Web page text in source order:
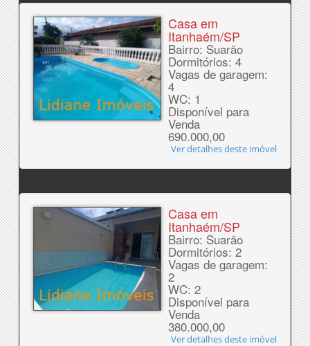
Casa em
Itanhaém/SP
Bairro: Suarão
Dormitórios: 4
Vagas de garagem:
4
WC: 1
Disponível para
Venda
690.000,00
Ver detalhes deste imóvel
Casa em
Itanhaém/SP
Bairro: Suarão
Dormitórios: 2
Vagas de garagem:
2
WC: 2
Disponível para
Venda
380.000,00
Ver detalhes deste imóvel